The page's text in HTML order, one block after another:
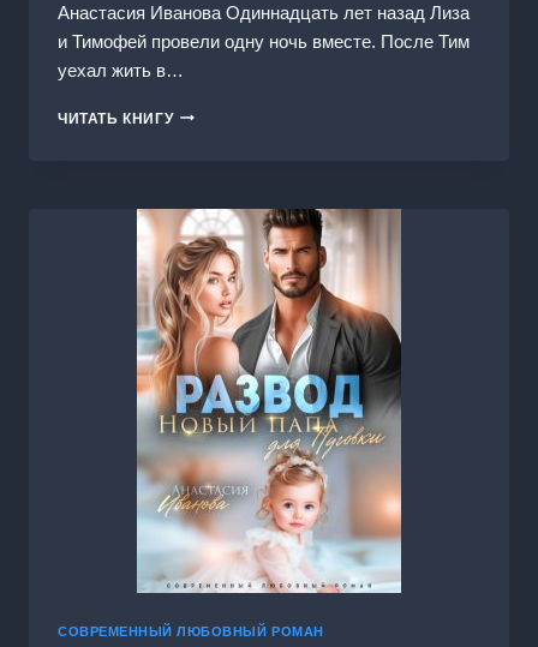
Анастасия Иванoва Одиннадцать лет назад Лиза
и Тимофей провели одну ночь вместе. После Тим
уехал жить в…
ЧИТАТЬ КНИГУШАНС
СОВРЕМЕННЫЙ ЛЮБОВНЫЙ РОМАН